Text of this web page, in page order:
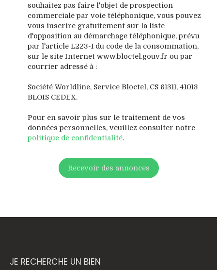
souhaitez pas faire l'objet de prospection
commerciale par voie téléphonique, vous pouvez
vous inscrire gratuitement sur la liste
d'opposition au démarchage téléphonique, prévu
par l'article L223-1 du code de la consommation,
sur le site Internet www.bloctel.gouv.fr ou par
courrier adressé à :
Société Worldline, Service Bloctel, CS 61311, 41013
BLOIS CEDEX.
Pour en savoir plus sur le traitement de vos
données personnelles, veuillez consulter notre
politique de confidentialité.
Recevoir des annonces
JE RECHERCHE UN BIEN